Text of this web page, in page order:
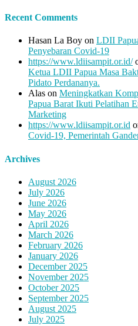
Recent Comments
Hasan La Boy on LDII
Penyebaran Covid-19
https://www.ldiisampit.or.id/
Ketua LDII Papua Masa
Pidato Perdananya.
Alas on Meningkatkan
Papua Barat Ikuti Pelatihan
Marketing
https://www.ldiisampit.or.id
Covid-19, Pemerintah
Archives
August 2026
July 2026
June 2026
May 2026
April 2026
March 2026
February 2026
January 2026
December 2025
November 2025
October 2025
September 2025
August 2025
July 2025